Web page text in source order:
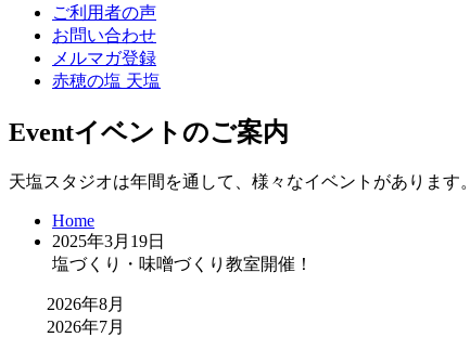
ご利用者の声
お問い合わせ
メルマガ登録
赤穂の塩 天塩
Eventイベントのご案内
天塩スタジオは年間を通して、様々なイベントがあります。
Home
2025年3月19日
塩づくり・味噌づくり教室開催！
2026年8月
2026年7月